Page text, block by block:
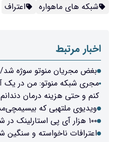
اعتراف
شد/ ویدئو
مجری شبکه منوتو: من در یک آپارتمان20متری زندگی می
دندانم را نمی توانم پرداخت کنم
از منوتو منتشر کرد
و سنگین شاهین نجفی/ ویدئو